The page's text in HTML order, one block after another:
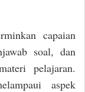
capaian
soal, dan
pelajaran.
aspek